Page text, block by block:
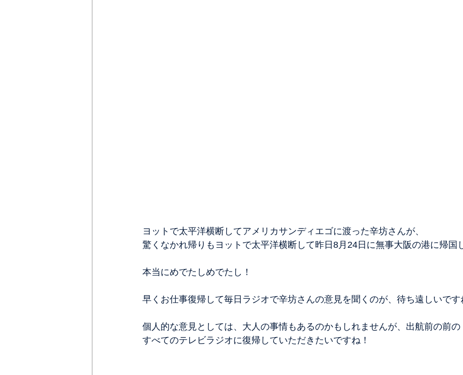
ヨットで太平洋横断してアメリカサンディエゴに渡った辛坊さんが、
驚くなかれ帰りもヨットで太平洋横断して昨日8月24日に無事大阪の港に帰国
本当にめでたしめでたし！
早くお仕事復帰して毎日ラジオで辛坊さんの意見を聞くのが、待ち遠しいです
個人的な意見としては、大人の事情もあるのかもしれませんが、出航前の前の
すべてのテレビラジオに復帰していただきたいですね！